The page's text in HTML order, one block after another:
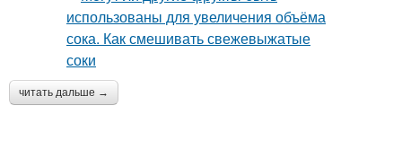
читать дальше →